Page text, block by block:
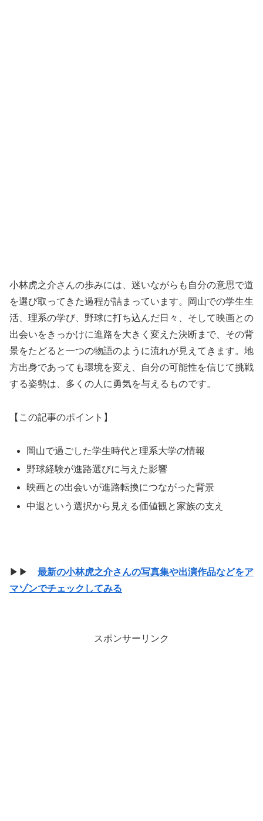
小林虎之介さんの歩みには、迷いながらも自分の意思で道
を選び取ってきた過程が詰まっています。岡山での学生生
活、理系の学び、野球に打ち込んだ日々、そして映画との
出会いをきっかけに進路を大きく変えた決断まで、その背
景をたどると一つの物語のように流れが見えてきます。地
方出身であっても環境を変え、自分の可能性を信じて挑戦
する姿勢は、多くの人に勇気を与えるものです。
【この記事のポイント】
岡山で過ごした学生時代と理系大学の情報
野球経験が進路選びに与えた影響
映画との出会いが進路転換につながった背景
中退という選択から見える価値観と家族の支え
▶▶ 最新の小林虎之介さんの写真集や出演作品などをア
マゾンでチェックしてみる
スポンサーリンク